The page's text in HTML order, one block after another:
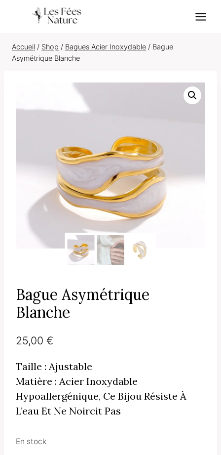
Accueil / Shop / Bagues Acier Inoxydable / Bague
Asymétrique Blanche
Bague Asymétrique
Blanche
25,00 €
Taille : Ajustable
Matière : Acier Inoxydable
Hypoallergénique, Ce Bijou Résiste À
L’eau Et Ne Noircit Pas
En stock